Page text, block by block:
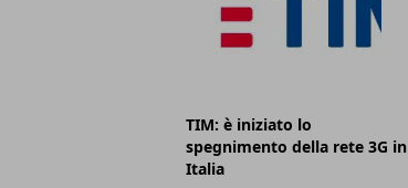
TIM: è iniziato lo
spegnimento della rete 3G in
Italia